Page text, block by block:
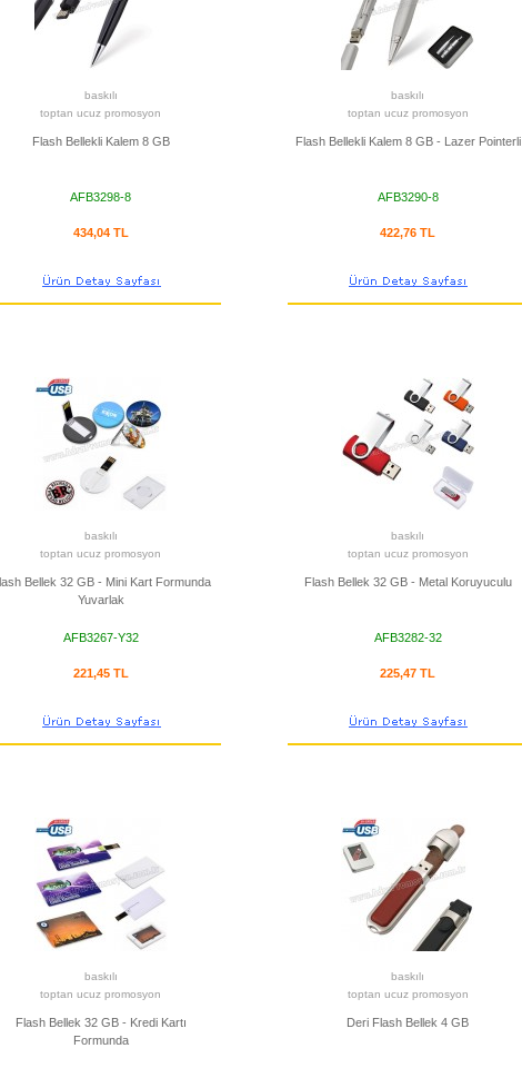
baskılı
toptan ucuz promosyon
Flash Bellekli Kalem 8 GB
AFB3298-8
434,04 TL
baskılı
toptan ucuz promosyon
Flash Bellekli Kalem 8 GB - Lazer Pointerli
AFB3290-8
422,76 TL
baskılı
toptan ucuz promosyon
Bellek 32 GB - Mini Kart Formunda
Yuvarlak
AFB3267-Y32
221,45 TL
baskılı
toptan ucuz promosyon
Flash Bellek 32 GB - Metal Koruyuculu
AFB3282-32
225,47 TL
baskılı
toptan ucuz promosyon
Flash Bellek 32 GB - Kredi Kartı
Formunda
baskılı
toptan ucuz promosyon
Deri Flash Bellek 4 GB